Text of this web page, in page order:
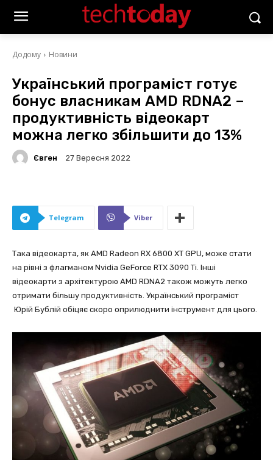
Додому Новини
Український програміст готує
бонус власникам AMD RDNA2 –
продуктивність відеокарт
можна легко збільшити до 13%
Євген 27 Вересня 2022
Telegram Viber
Така відеокарта, як AMD Radeon RX 6800 XT GPU, може стати
на рівні з флагманом Nvidia GeForce RTX 3090 Ti. Інші
відеокарти з архітектурою AMD RDNA2 також можуть легко
отримати більшу продуктивність. Український програміст
Юрій Бублій обіцяє скоро оприлюднити інструмент для цього.